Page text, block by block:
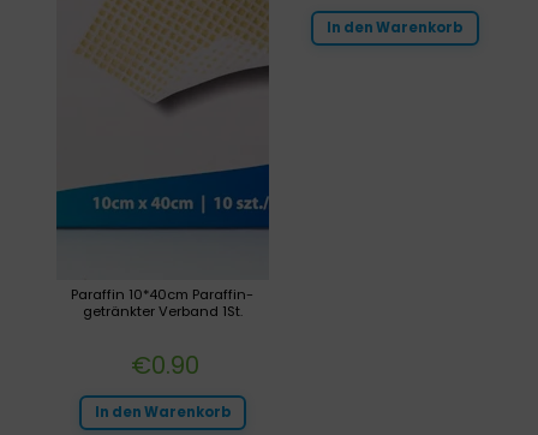
In den Warenkorb
Paraffin 10*40cm Paraffin-
getränkter Verband 1St.
€0.90
In den Warenkorb